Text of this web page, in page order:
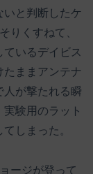
いと判断したケ
りくすねて、
いるデイビス
たままアンテナ
人が撃たれる瞬
験用のラット
しまった。
ージが登って